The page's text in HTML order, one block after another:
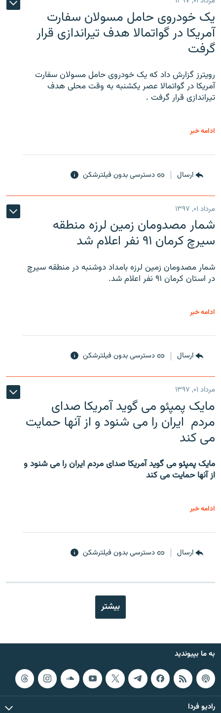
یک خودروی حامل مسولان سفارت
آمریکا در گواتمالا هدف تیراندازی قرار
گرفت
رویترز گزارش داد که یک خودروی حامل مسولان سفارت
آمریکا در گواتمالا عصر یکشنبه به وقت محلی هدف
تیراندازی قرار گرفت .
ادامه خبر
ارسال دسترسی بدون فیلترشکن
مرداد ۰۱, ۱۳۹۷
شمار مصدومان زمین لرزه منطقه
سیرچ کرمان ۹۱ نفر اعلام شد
شمار مصدومان زمین لرزه بامداد دوشنبه در منطقه سیرچ
در استان کرمان ۹۱ نفر اعلام شد.
ادامه خبر
ارسال دسترسی بدون فیلترشکن
مرداد ۰۱, ۱۳۹۷
مایک پمپئو می گوید آمریکا صدای
مردم ایران را می شنود و از آنها حمایت
می کند
مایک پمپئو می گوید آمریکا صدای مردم ایران را می شنود و
از آنها حمایت می کند
ادامه خبر
ارسال دسترسی بدون فیلترشکن
بیشتر
به ما بپیوندید
رادیو فردا